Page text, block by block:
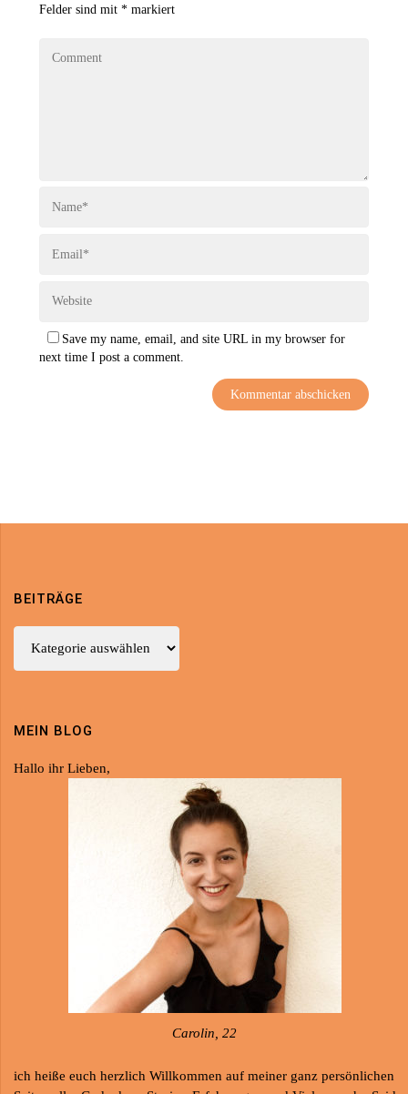
Felder sind mit *markiert
Save my name, email, and site URL in my browser for
next time I post a comment.
BEITRÄGE
MEIN BLOG
Hallo ihr Lieben,
Carolin, 22
ich heiße euch herzlich Willkommen auf meiner ganz persönlichen